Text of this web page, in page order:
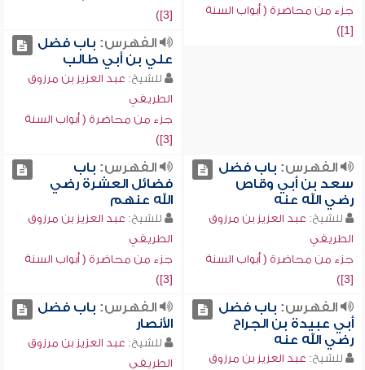
جزء من محاضرة ( أبواب السنة
[1])
[3])
الفهرس: باب فضل
علي بن أبي طالب
للشيخ: عبد العزيز بن مرزوق
الطريفي
جزء من محاضرة ( أبواب السنة
[3])
الفهرس: باب فضل
سعد بن أبي وقاص
رضي الله عنه
للشيخ: عبد العزيز بن مرزوق
الطريفي
جزء من محاضرة ( أبواب السنة
[3])
الفهرس: باب
فضائل العشرة رضي
الله عنهم
للشيخ: عبد العزيز بن مرزوق
الطريفي
جزء من محاضرة ( أبواب السنة
[3])
الفهرس: باب فضل
أبي عبيدة بن الجراح
رضي الله عنه
للشيخ: عبد العزيز بن مرزوق
الفهرس: باب فضل
الأنصار
للشيخ: عبد العزيز بن مرزوق
الطريفي